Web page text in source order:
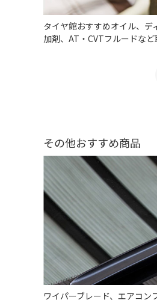
タイヤ館おすすめオイル、
加剤、AT・CVTフルードなど
その他おすすめ商品
ワイパーブレード、エアコン